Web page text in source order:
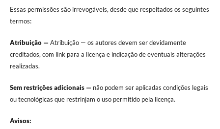
Essas permissões são irrevogáveis, desde que respeitados os seguintes
termos:
Atribuição — Atribuição — os autores devem ser devidamente
creditados, com link para a licença e indicação de eventuais alterações
realizadas.
Sem restrições adicionais — não podem ser aplicadas condições legais
ou tecnológicas que restrinjam o uso permitido pela licença.
Avisos: